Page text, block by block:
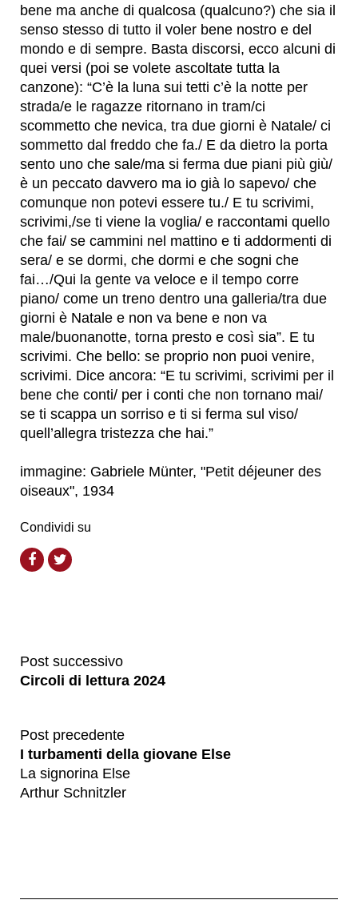
bene ma anche di qualcosa (qualcuno?) che sia il
senso stesso di tutto il voler bene nostro e del
mondo e di sempre. Basta discorsi, ecco alcuni di
quei versi (poi se volete ascoltate tutta la
canzone): “C’è la luna sui tetti c’è la notte per
strada/e le ragazze ritornano in tram/ci
scommetto che nevica, tra due giorni è Natale/ ci
sommetto dal freddo che fa./ E da dietro la porta
sento uno che sale/ma si ferma due piani più giù/
è un peccato davvero ma io già lo sapevo/ che
comunque non potevi essere tu./ E tu scrivimi,
scrivimi,/se ti viene la voglia/ e raccontami quello
che fai/ se cammini nel mattino e ti addormenti di
sera/ e se dormi, che dormi e che sogni che
fai…/Qui la gente va veloce e il tempo corre
piano/ come un treno dentro una galleria/tra due
giorni è Natale e non va bene e non va
male/buonanotte, torna presto e così sia”. E tu
scrivimi. Che bello: se proprio non puoi venire,
scrivimi. Dice ancora: “E tu scrivimi, scrivimi per il
bene che conti/ per i conti che non tornano mai/
se ti scappa un sorriso e ti si ferma sul viso/
quell’allegra tristezza che hai.”
immagine: Gabriele Münter, "Petit déjeuner des
oiseaux", 1934
Condividi su
Post successivo
Circoli di lettura 2024
Post precedente
I turbamenti della giovane Else
La signorina Else
Arthur Schnitzler